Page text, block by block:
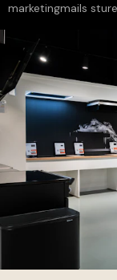
marketingmails